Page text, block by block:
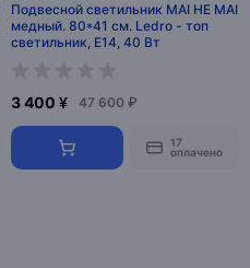
Подвесной светильник MAI HE MAI
медный. 80*41 см. Ledro - топ
светильник, E14, 40 Вт
3 400 ¥ 47 600 ₽
17
оплачено